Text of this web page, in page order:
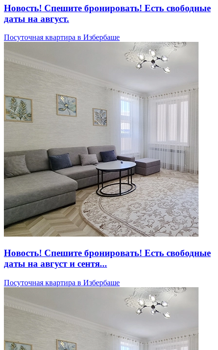
Новость! Спешите бронировать! Есть свободные
даты на август.
Посуточная квартира в Избербаше
Новость! Спешите бронировать! Есть свободные
даты на август и сентя...
Посуточная квартира в Избербаше